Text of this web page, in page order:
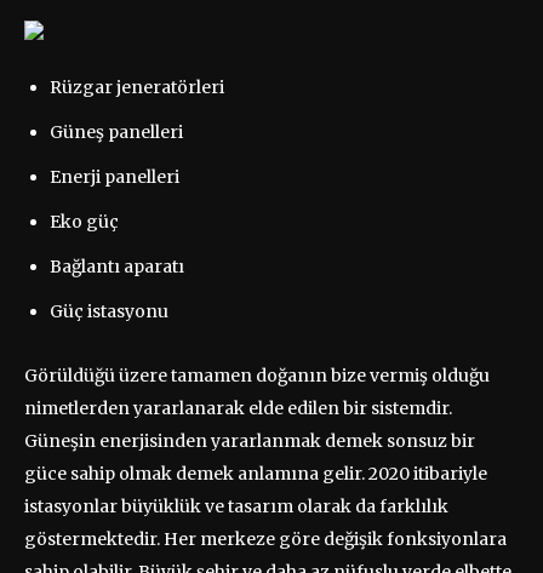
Rüzgar jeneratörleri
Güneş panelleri
Enerji panelleri
Eko güç
Bağlantı aparatı
Güç istasyonu
Görüldüğü üzere tamamen doğanın bize vermiş olduğu
nimetlerden yararlanarak elde edilen bir sistemdir.
Güneşin enerjisinden yararlanmak demek sonsuz bir
güce sahip olmak demek anlamına gelir. 2020 itibariyle
istasyonlar büyüklük ve tasarım olarak da farklılık
göstermektedir. Her merkeze göre değişik fonksiyonlara